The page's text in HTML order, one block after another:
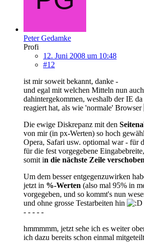
Peter Gedamke
Profi
12. Juni 2008 um 10:48
#12
ist mir soweit bekannt, danke -
und egal mit welchen Mitteln nun
dahintergekommen, weshalb der IE
reagiert hat, als wie 'normale' Browser
Die ewige Diskrepanz mit den
von mir (in px-Werten) so hoch
Opera, Safari usw. optiomal war - für
für die fest vorgegebene
somit in die nächste Zeile verschoben
Um dem besser entgegenzuwirken
jetzt in %-Werten (also mal 95% in
vorgegeben, und so kommt's nun
und ohne grosse Testarbeiten hin
- - - - -
hmmmmm, jetzt sehe ich es weiter
ich dazu bereits schon einmal